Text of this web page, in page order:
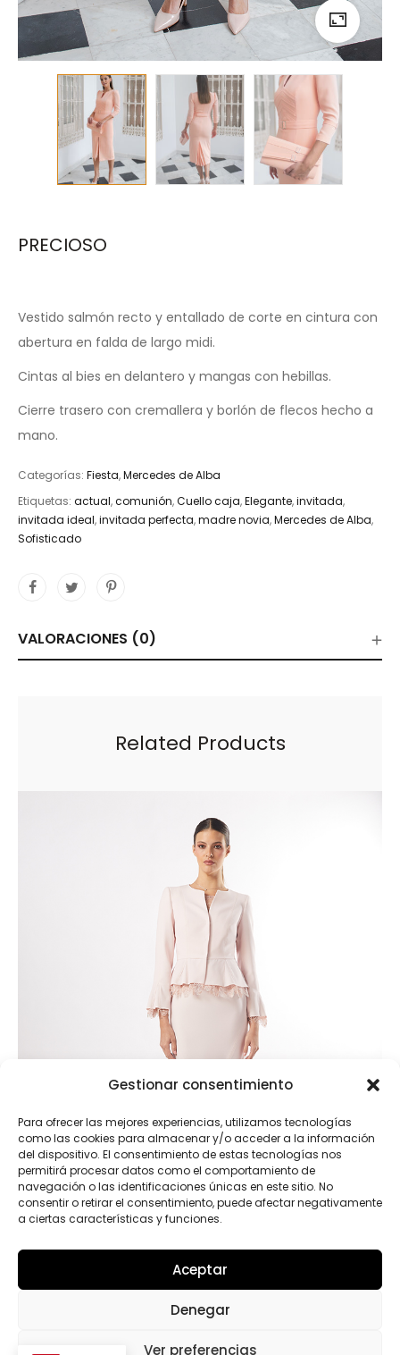
Gestionar consentimiento
Para ofrecer las mejores experiencias, utilizamos tecnologías
como las cookies para almacenar y/o acceder a la información
del dispositivo. El consentimiento de estas tecnologías nos
permitirá procesar datos como el comportamiento de
navegación o las identificaciones únicas en este sitio. No
consentir o retirar el consentimiento, puede afectar negativamente
a ciertas características y funciones.
Aceptar
Denegar
Ver preferencias
PRECIOSO
Vestido salmón recto y entallado de corte en cintura con
abertura en falda de largo midi.
Cintas al bies en delantero y mangas con hebillas.
Cierre trasero con cremallera y borlón de flecos hecho a
mano.
Categorías: Fiesta,Mercedes de Alba
Etiquetas: actual,comunión,Cuello caja,Elegante,invitada,
invitada ideal,invitada perfecta,madre novia,Mercedes de Alba,
Sofisticado
VALORACIONES (0)
Related Products